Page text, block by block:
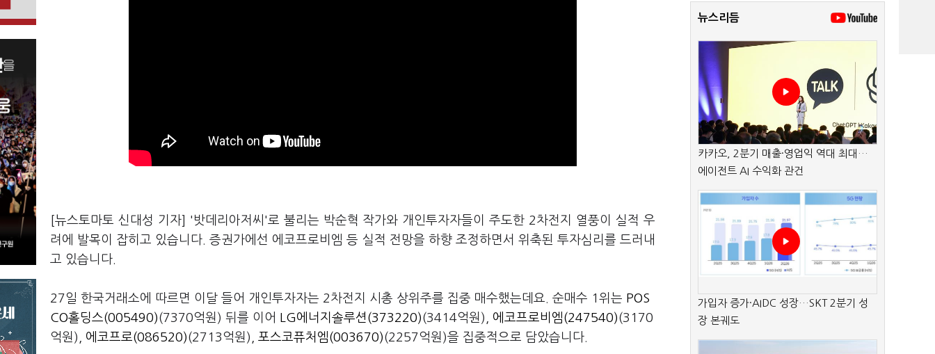
[뉴스토마토 신대성 기자] '밧데리아저씨'로 불리는 박순혁 작가와 개인투자자들이 주도한 2차전지 열풍이 실적 우
려에 발목이 잡히고 있습니다. 증권가에선 에코프로비엠 등 실적 전망을 하향 조정하면서 위축된 투자심리를 드러내
고 있습니다.
27일 한국거래소에 따르면 이달 들어 개인투자자는 2차전지 시총 상위주를 집중 매수했는데요. 순매수 1위는 POS
CO홀딩스(005490)(7370억원) 뒤를 이어 LG에너지솔루션(373220)(3414억원), 에코프로비엠(247540)(3170
억원), 에코프로(086520)(2713억원), 포스코퓨처엠(003670)(2257억원)을 집중적으로 담았습니다.
뉴스리듬
카카오, 2분기 매출·영업익 역대 최대…
에이전트 AI 수익화 관건
가입자 증가·AIDC 성장…SKT 2분기 성
장 본궤도